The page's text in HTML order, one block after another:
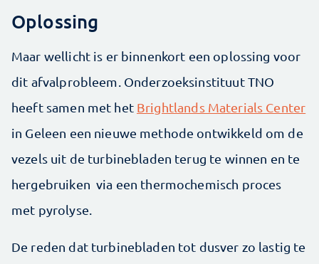
Oplossing
Maar wellicht is er binnenkort een oplossing voor
dit afvalprobleem. Onderzoeksinstituut TNO
heeft samen met het Brightlands Materials Center
in Geleen een nieuwe methode ontwikkeld om de
vezels uit de turbinebladen terug te winnen en te
hergebruiken via een thermochemisch proces
met pyrolyse.
De reden dat turbinebladen tot dusver zo lastig te